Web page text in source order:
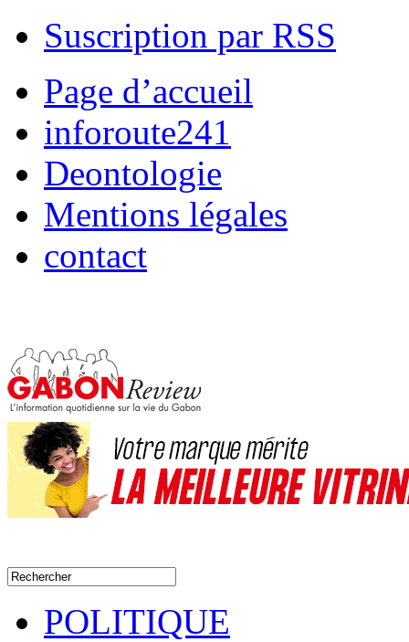
Suscription par RSS
Page d’accueil
inforoute241
Deontologie
Mentions légales
contact
POLITIQUE